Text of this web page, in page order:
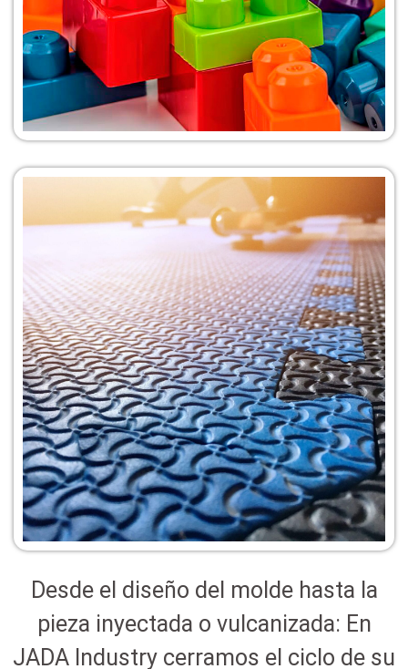
Piezas Técnicas
Inyectadas
Ver Productos
Pisos de Caucho y
Vulcanizados
Ver catálogo
Desde el diseño del molde hasta la
pieza inyectada o vulcanizada: En
JADA Industry cerramos el ciclo de su